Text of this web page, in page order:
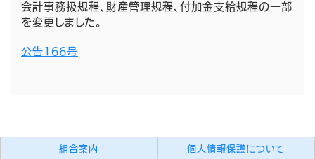
会計事務扱規程、財産管理規程、付加金支給規程の一部
を変更しました。
公告166号
組合案内 個人情報保護について